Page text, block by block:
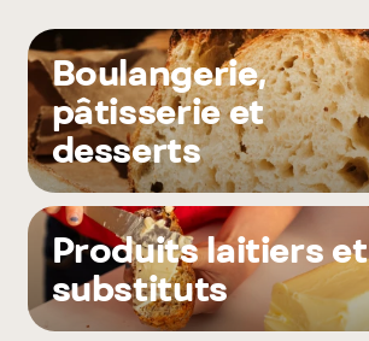
Boulangerie,
pâtisserie et
desserts
Produits laitiers et
substituts